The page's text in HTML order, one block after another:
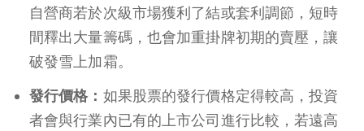
自營商若於次級市場獲利了結或套利調節，短時
間釋出大量籌碼，也會加重掛牌初期的賣壓，讓
破發雪上加霜。
發行價格： 如果股票的發行價格定得較高，投資
者會與行業內已有的上市公司進行比較，若遠高